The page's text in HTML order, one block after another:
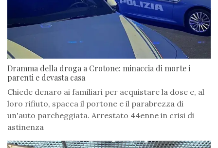
Dramma della droga a Crotone: minaccia di morte i
parenti e devasta casa
Chiede denaro ai familiari per acquistare la dose e, al
loro rifiuto, spacca il portone e il parabrezza di
un'auto parcheggiata. Arrestato 44enne in crisi di
astinenza